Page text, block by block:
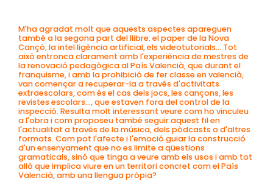
M'ha agradat molt que aquests aspectes apareguen
també a la segona part del llibre: el paper de la Nova
Cançó, la intel·ligència artificial, els videotutorials... Tot
això entronca clarament amb l'experiència de mestres de
la renovació pedagògica al País Valencià, que durant el
franquisme, i amb la prohibició de fer classe en valencià,
van començar a recuperar-la a través d'activitats
extraescolars, com és el cas dels jocs, les cançons, les
revistes escolars..., que estaven fora del control de la
inspecció. Resulta molt interessant veure com ho vinculeu
a l'obra i com proposeu també seguir aquest fil en
l'actualitat a través de la música, dels pòdcasts o d'altres
formats. Com pot l'afecte i l'emoció guiar la construcció
d'un ensenyament que no es limite a qüestions
gramaticals, sinó que tinga a veure amb els usos i amb tot
allò que implica viure en un territori concret com el País
Valencià, amb una llengua pròpia?